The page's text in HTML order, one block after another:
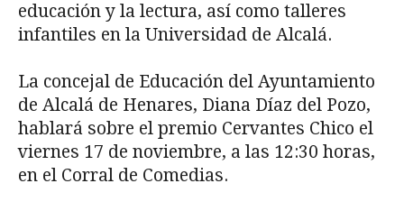
educación y la lectura, así como talleres
infantiles en la Universidad de Alcalá.
La concejal de Educación del Ayuntamiento
de Alcalá de Henares, Diana Díaz del Pozo,
hablará sobre el premio Cervantes Chico el
viernes 17 de noviembre, a las 12:30 horas,
en el Corral de Comedias.